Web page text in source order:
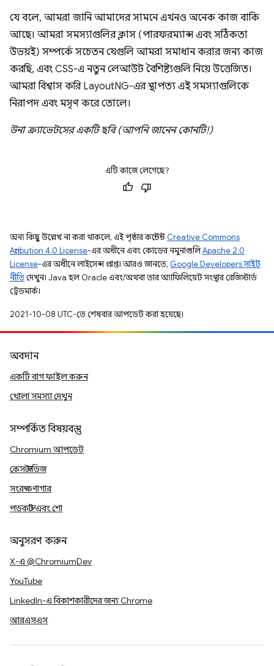
যে বলে, আমরা জানি আমাদের সামনে এখনও অনেক কাজ বাকি
আছে। আমরা সমস্যাগুলির ক্লাস (পারফরম্যান্স এবং সঠিকতা
উভয়ই) সম্পর্কে সচেতন যেগুলি আমরা সমাধান করার জন্য কাজ
করছি, এবং CSS-এ নতুন লেআউট বৈশিষ্ট্যগুলি নিয়ে উত্তেজিত।
আমরা বিশ্বাস করি LayoutNG-এর স্থাপত্য এই সমস্যাগুলিকে
নিরাপদ এবং মসৃণ করে তোলে।
উনা ক্র্যাভেটসের একটি ছবি (আপনি জানেন কোনটি!)
এটি কাজে লেগেছে?
অন্য কিছু উল্লেখ না করা থাকলে, এই পৃষ্ঠার কন্টেন্ট Creative Commons
Attribution 4.0 License-এর অধীনে এবং কোডের নমুনাগুলিApache 2.0
License-এর অধীনে লাইসেন্স প্রাপ্ত। আরও জানতে, Google Developers সাইট
নীতিদেখুন। Java হল Oracle এবং/অথবা তার অ্যাফিলিয়েট সংস্থার রেজিস্টার্ড
ট্রেডমার্ক।
2021-10-08 UTC-তে শেষবার আপডেট করা হয়েছে।
অবদান
একটি বাগ ফাইল করুন
খোলা সমস্যা দেখুন
সম্পর্কিত বিষয়বস্তু
Chromium আপডেট
কেস স্টাডিজ
সংরক্ষণাগার
পডকাস্ট এবং শো
অনুসরণ করুন
X-এ @ChromiumDev
YouTube
LinkedIn-এ বিকাশকারীদের জন্য Chrome
আরএসএস